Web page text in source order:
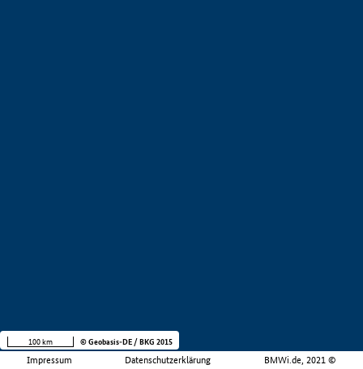
Impressum Datenschutzerklärung BMWi.de, 2021 ©
100 km © Geobasis-DE / BKG 2015